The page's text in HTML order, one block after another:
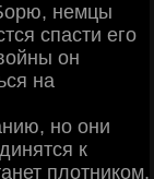
немцы
спасти его
он
на
но они
к
плотником,